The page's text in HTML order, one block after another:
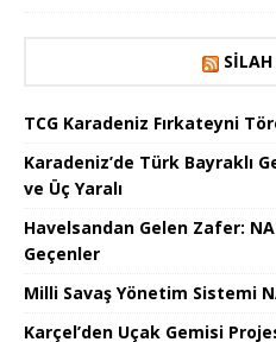
SILAH
TCG Karadeniz Fırkateyni
Karadeniz’de Türk Bayraklı
ve Üç Yaralı
Havelsandan Gelen Zafer:
Geçenler
Milli Savaş Yönetim Sistemi
Karçel’den Uçak Gemisi